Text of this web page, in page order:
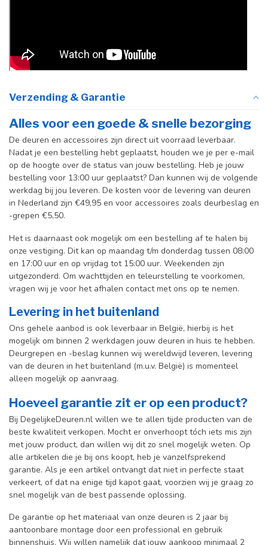
Verzending & Garantie
Alles voor een goede & snelle bezorging
De deuren en accessoires zijn direct uit voorraad leverbaar.
Nadat je een bestelling hebt geplaatst, houden we je per e-mail
op de hoogte over de status van jouw bestelling. Heb je jouw
bestelling voor 13:00 uur geplaatst? Dan kunnen wij de volgende
werkdag bij jou leveren. De kosten voor de levering van deuren
in Nederland zijn €49,95 en voor accessoires zoals deurbeslag en
-grepen €5,50.
Het is daarnaast ook mogelijk om een bestelling af te halen bij
onze vestiging. Dit kan op maandag t/m donderdag tussen 08:00
en 17:00 uur en op vrijdag tot 15:00 uur. Weekenden zijn
uitgezonderd. Om wachttijden en teleurstelling te voorkomen,
vragen wij je voor het afhalen contact met ons op te nemen.
Levering in het buitenland
Ons gehele aanbod is ook leverbaar in België, hierbij is het
mogelijk om binnen 2 werkdagen jouw deuren in huis te hebben.
Deurgrepen en -beslag kunnen wij wereldwijd leveren, levering
van de deuren in het buitenland (m.u.v. België) is momenteel
alleen mogelijk op aanvraag.
Hoeveel garantie zit er op een product?
Bij DegelijkeDeuren.nl willen we te allen tijde producten van de
beste kwaliteit verkopen. Mocht er onverhoopt tóch iets mis zijn
met jouw product, dan willen wij dit zo snel mogelijk weten. Op
alle artikelen die je bij ons koopt, heb je vanzelfsprekend
garantie. Als je een artikel ontvangt dat niet in perfecte staat
verkeert, of dat na enige tijd kapot gaat, voorzien wij je graag zo
snel mogelijk van de best passende oplossing.
De garantie op het materiaal van onze deuren is 2 jaar bij
aantoonbare montage door een professional en gebruik
binnenshuis. Wij willen namelijk dat jouw aankoop minimaal 2